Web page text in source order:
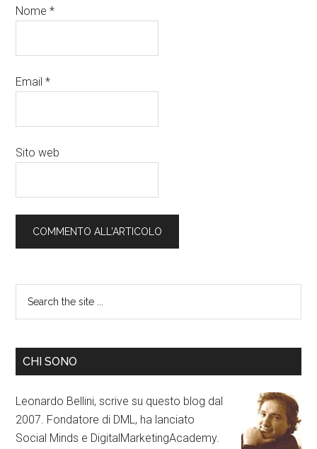
Nome*
Email*
Sito web
CHI SONO
Leonardo Bellini, scrive su questo blog dal
2007. Fondatore di DML, ha lanciato
Social Minds e DigitalMarketingAcademy.